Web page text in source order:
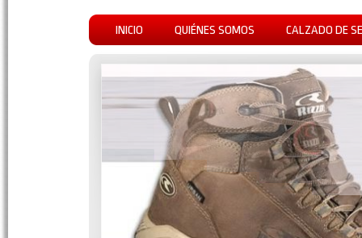
INICIO QUIÉNES SOMOS CALZADO DE